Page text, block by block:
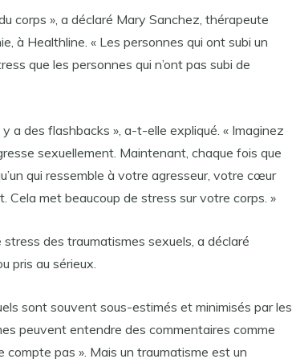
corps », a déclaré Mary Sanchez, thérapeute
à Healthline. « Les personnes qui ont subi un
que les personnes qui n’ont pas subi de
a des flashbacks », a-t-elle expliqué. « Imaginez
sexuellement. Maintenant, chaque fois que
qui ressemble à votre agresseur, votre cœur
met beaucoup de stress sur votre corps. »
des traumatismes sexuels, a déclaré
pris au sérieux.
sont souvent sous-estimés et minimisés par les
peuvent entendre des commentaires comme
compte pas ». Mais un traumatisme est un